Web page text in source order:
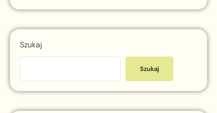
Szukaj
Szukaj